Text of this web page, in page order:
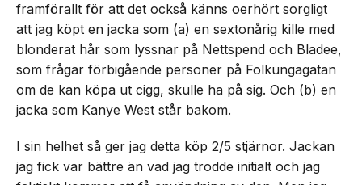
framförallt för att det också känns oerhört sorgligt
att jag köpt en jacka som (a) en sextonårig kille med
blonderat hår som lyssnar på Nettspend och Bladee,
som frågar förbigående personer på Folkungagatan
om de kan köpa ut cigg, skulle ha på sig. Och (b) en
jacka som Kanye West står bakom.
I sin helhet så ger jag detta köp 2/5 stjärnor. Jackan
jag fick var bättre än vad jag trodde initialt och jag